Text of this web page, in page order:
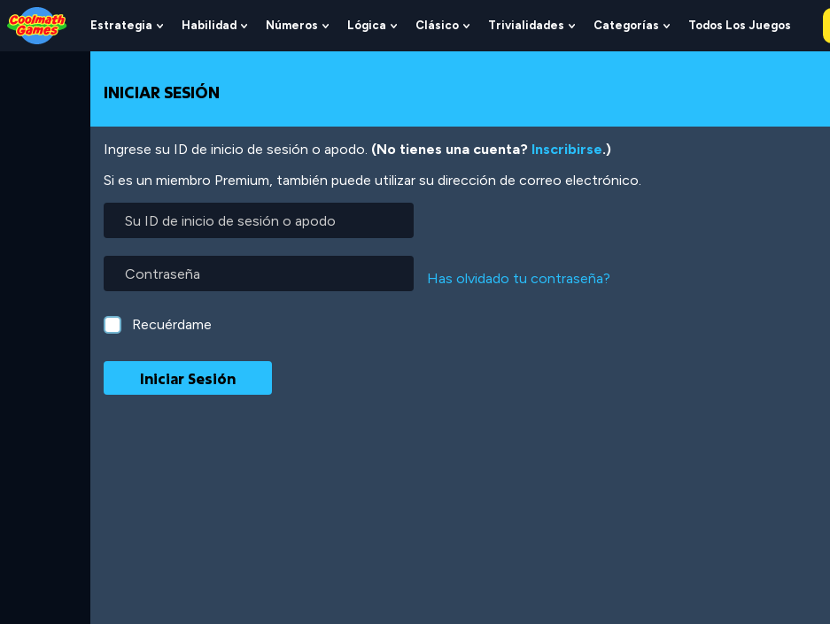
Skip
to
Top
Skip
to
Navigation
Skip
to
Main
Skip
to
Footer
Pasar
al
contenido
Estrategia
Show
Submenu
Estrategia
Habilidad
Show
Submenu
Números
Show
Submenu
Lógica
Show
Submenu
Clásico
Show
Submenu
Trivialidades
Show
Submenu
Categorías
Show
Submenu
Todos Los Juegos
INICIAR SESIÓN
Ingrese su ID de inicio de sesión o apodo. (No tienes una cuenta? Inscribirse.)
Si es un miembro Premium, también puede utilizar su dirección de correo electrónico.
inicio
sesión
o
apodo
Has olvidado tu contraseña?
Recuérdame